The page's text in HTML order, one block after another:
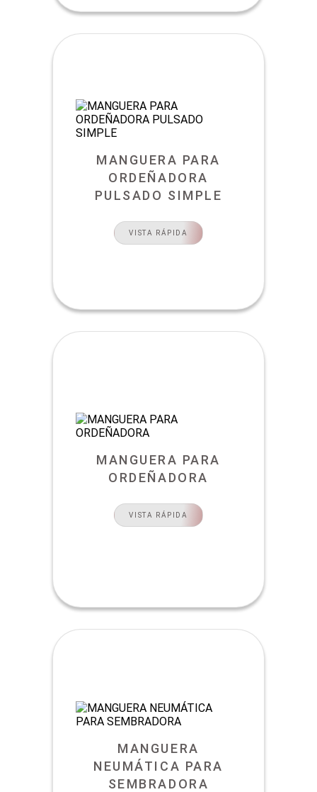
MANGUERA PARA
ORDEÑADORA
PULSADO SIMPLE
VISTA RÁPIDA
MANGUERA PARA
ORDEÑADORA
VISTA RÁPIDA
MANGUERA
NEUMÁTICA PARA
SEMBRADORA